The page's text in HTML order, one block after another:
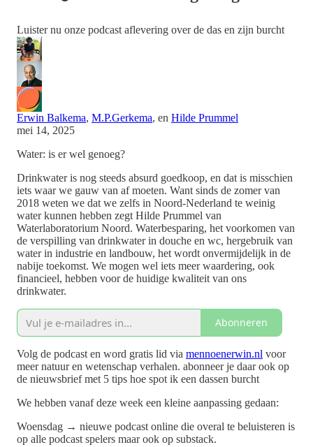
Luister nu onze podcast aflevering over de das en zijn burcht
Erwin Balkema, M.P.Gerkema, en Hilde Prummel
mei 14, 2025
Water: is er wel genoeg?
Drinkwater is nog steeds absurd goedkoop, en dat is misschien
iets waar we gauw van af moeten. Want sinds de zomer van
2018 weten we dat we zelfs in Noord-Nederland te weinig
water kunnen hebben zegt Hilde Prummel van
Waterlaboratorium Noord. Waterbesparing, het voorkomen van
de verspilling van drinkwater in douche en wc, hergebruik van
water in industrie en landbouw, het wordt onvermijdelijk in de
nabije toekomst. We mogen wel iets meer waardering, ook
financieel, hebben voor de huidige kwaliteit van ons
drinkwater.
Abonneren
Volg de podcast en word gratis lid via mennoenerwin.nl voor
meer natuur en wetenschap verhalen. abonneer je daar ook op
de nieuwsbrief met 5 tips hoe spot ik een dassen burcht
We hebben vanaf deze week een kleine aanpassing gedaan:
Woensdag → nieuwe podcast online die overal te beluisteren is
op alle podcast spelers maar ook op substack.